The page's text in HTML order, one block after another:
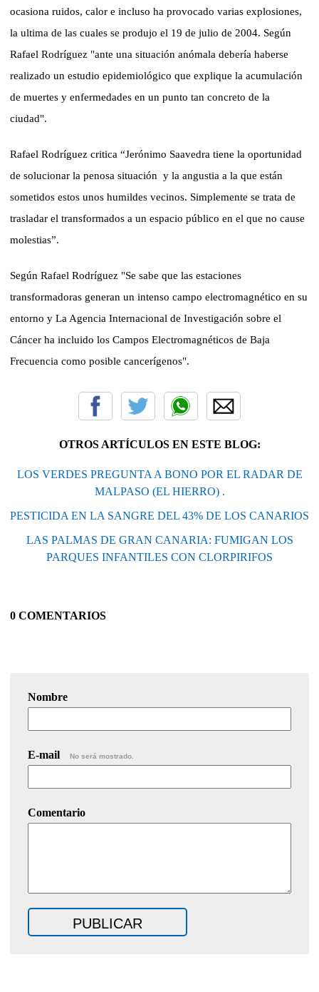
ocasiona ruidos, calor e incluso ha provocado varias explosiones,
la ultima de las cuales se produjo el 19 de julio de 2004. Según
Rafael Rodríguez "ante una situación anómala debería haberse
realizado un estudio epidemiológico que explique la acumulación
de muertes y enfermedades en un punto tan concreto de la
ciudad".
Rafael Rodríguez critica “Jerónimo Saavedra tiene la oportunidad
de solucionar la penosa situación y la angustia a la que están
sometidos estos unos humildes vecinos. Simplemente se trata de
trasladar el transformados a un espacio público en el que no cause
molestias”.
Según Rafael Rodríguez "Se sabe que las estaciones
transformadoras generan un intenso campo electromagnético en su
entorno y La Agencia Internacional de Investigación sobre el
Cáncer ha incluido los Campos Electromagnéticos de Baja
Frecuencia como posible cancerígenos".
OTROS ARTÍCULOS EN ESTE BLOG:
LOS VERDES PREGUNTA A BONO POR EL RADAR DE
MALPASO (EL HIERRO) .
PESTICIDA EN LA SANGRE DEL 43% DE LOS CANARIOS
LAS PALMAS DE GRAN CANARIA: FUMIGAN LOS
PARQUES INFANTILES CON CLORPIRIFOS
0 COMENTARIOS
Nombre
E-mail No será mostrado.
Comentario